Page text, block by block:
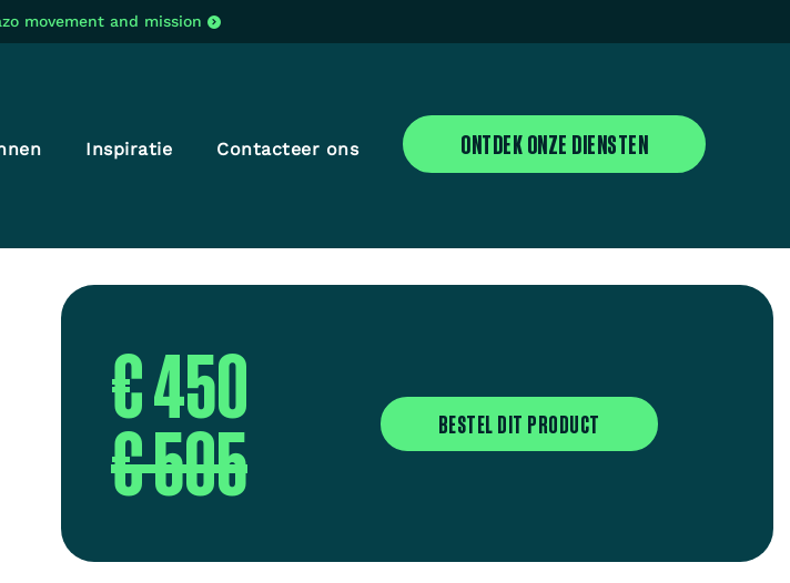
movement and mission
Inspiratie Contacteer ons ONTDEK ONZE DIENSTEN
€ 450
€ 505 BESTEL DIT PRODUCT